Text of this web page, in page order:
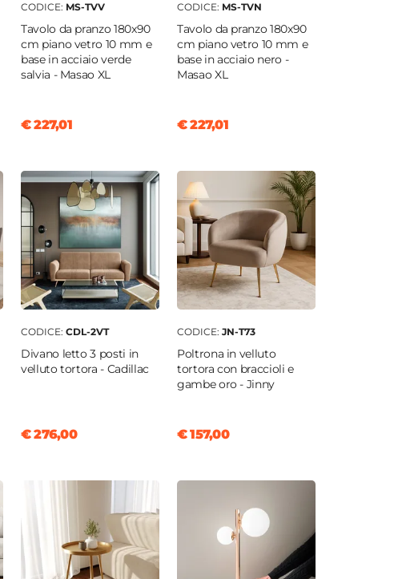
CODICE: MS-TVV
Tavolo da pranzo 180x90
cm piano vetro 10 mm e
base in acciaio verde
salvia - Masao XL
€ 227,01
CODICE: MS-TVN
Tavolo da pranzo 180x90
cm piano vetro 10 mm e
base in acciaio nero -
Masao XL
€ 227,01
CODICE: CDL-2VT
Divano letto 3 posti in
velluto tortora - Cadillac
€ 276,00
CODICE: JN-T73
Poltrona in velluto
tortora con braccioli e
gambe oro - Jinny
€ 157,00